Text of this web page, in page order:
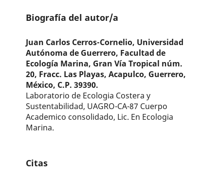
Biografía del autor/a
Juan Carlos Cerros-Cornelio, Universidad
Autónoma de Guerrero, Facultad de
Ecología Marina, Gran Vía Tropical núm.
20, Fracc. Las Playas, Acapulco, Guerrero,
México, C.P. 39390.
Laboratorio de Ecologia Costera y
Sustentabilidad, UAGRO-CA-87 Cuerpo
Academico consolidado, Lic. En Ecologia
Marina.
Citas